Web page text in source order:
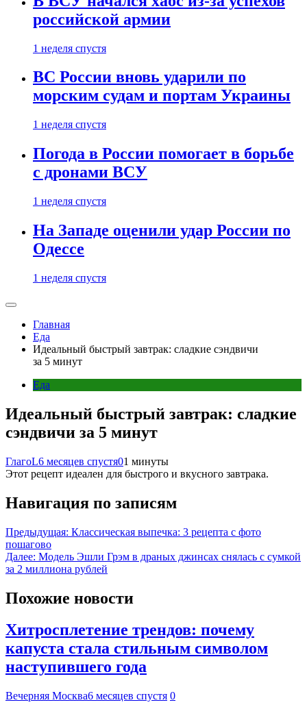
российской армии
1 неделя спустя
ВС России вновь ударили по
морским судам и портам Украины
1 неделя спустя
Погода в России помогает в борьбе
с дронами ВСУ
1 неделя спустя
На Западе оценили удар России по
Одессе
1 неделя спустя
Главная
Еда
Идеальный быстрый завтрак: сладкие сэндвичи
за 5 минут
Еда
Идеальный быстрый завтрак: сладкие
сэндвичи за 5 минут
ГлагоL6 месяцев спустя01 минуты
Этот рецепт идеален для быстрого и вкусного завтрака.
Навигация по записям
Предыдущая: Классическая выпечка: 3 рецепта с фото
пошагово
Далее: Модель Эшли Грэм в драных джинсах снялась с сумкой
за 2 миллиона рублей
Похожие новости
Хитросплетение трендов: почему
капуста стала стильным символом
наступившего года
Вечерняя Москва6 месяцев спустя 0